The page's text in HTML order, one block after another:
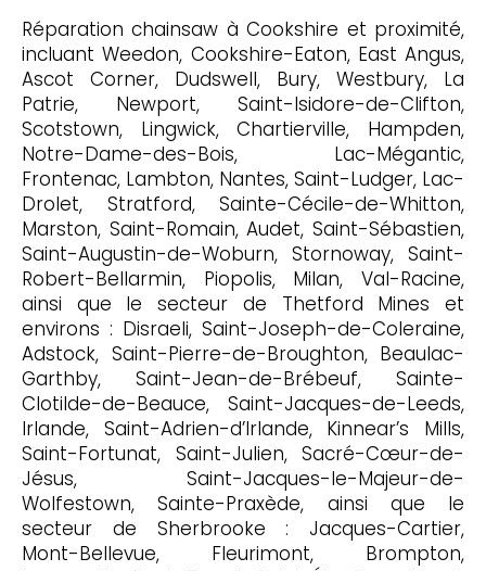
Réparation chainsaw à Cookshire et proximité,
incluant Weedon, Cookshire-Eaton, East Angus,
Ascot Corner, Dudswell, Bury, Westbury, La
Patrie, Newport, Saint-Isidore-de-Clifton,
Scotstown, Lingwick, Chartierville, Hampden,
Notre-Dame-des-Bois, Lac-Mégantic,
Frontenac, Lambton, Nantes, Saint-Ludger, Lac-
Drolet, Stratford, Sainte-Cécile-de-Whitton,
Marston, Saint-Romain, Audet, Saint-Sébastien,
Saint-Augustin-de-Woburn, Stornoway, Saint-
Robert-Bellarmin, Piopolis, Milan, Val-Racine,
ainsi que le secteur de Thetford Mines et
environs : Disraeli, Saint-Joseph-de-Coleraine,
Adstock, Saint-Pierre-de-Broughton, Beaulac-
Garthby, Saint-Jean-de-Brébeuf, Sainte-
Clotilde-de-Beauce, Saint-Jacques-de-Leeds,
Irlande, Saint-Adrien-d’Irlande, Kinnear’s Mills,
Saint-Fortunat, Saint-Julien, Sacré-Cœur-de-
Jésus, Saint-Jacques-le-Majeur-de-
Wolfestown, Sainte-Praxède, ainsi que le
secteur de Sherbrooke : Jacques-Cartier,
Mont-Bellevue, Fleurimont, Brompton,